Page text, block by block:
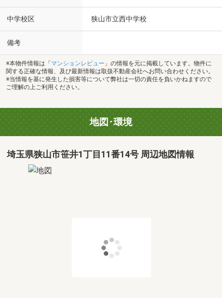
中学校区 狭山市立西中学校
備考
※本物件情報は「 マンションレビュー 」の情報を元に掲載しています。物件に
関する正確な情報、及び最新情報は取扱不動産会社へお問い合わせください。
※当情報を基に発生した損害等について弊社は一切の責任を負いかねますので
ご理解の上ご利用ください。
地図･環境
埼玉県狭山市笹井1丁目11番14号 周辺地図情報